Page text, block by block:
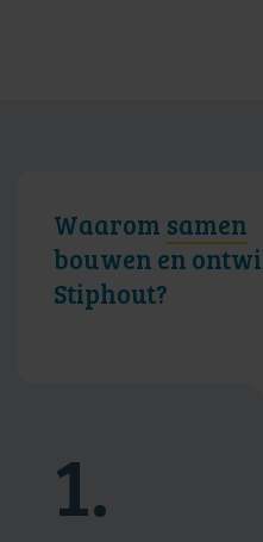
Waarom samen
bouwen en
Stiphout?
1.